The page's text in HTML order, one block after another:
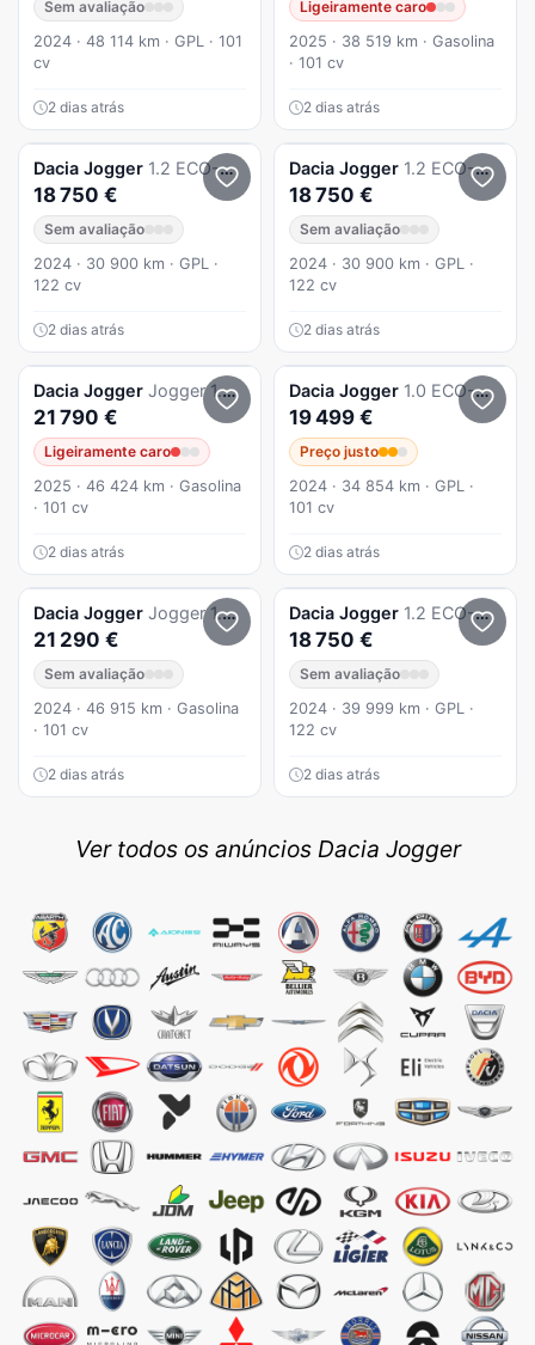
Sem avaliação
2024 · 48 114 km · GPL · 101
cv
2 dias atrás
Ligeiramente caro
2025 · 38 519 km · Gasolina
· 101 cv
2 dias atrás
Dacia Jogger 1.2 ECO-G Extreme 7L
18 750 €
Sem avaliação
2024 · 30 900 km · GPL ·
122 cv
2 dias atrás
Dacia Jogger 1.2 ECO-G Extreme 7L
18 750 €
Sem avaliação
2024 · 30 900 km · GPL ·
122 cv
2 dias atrás
Dacia Jogger Jogger 1.0 ECO-G Extreme 7L Bi-Fuel
21 790 €
Ligeiramente caro
2025 · 46 424 km · Gasolina
· 101 cv
2 dias atrás
Dacia Jogger 1.0 ECO-G Expression 7L Bi-Fuel
19 499 €
Preço justo
2024 · 34 854 km · GPL ·
101 cv
2 dias atrás
Dacia Jogger Jogger 1.0 ECO-G Extreme+ Up&Go 7L Bi-Fuel
21 290 €
Sem avaliação
2024 · 46 915 km · Gasolina
· 101 cv
2 dias atrás
Dacia Jogger 1.2 ECO-G Extreme 7L
18 750 €
Sem avaliação
2024 · 39 999 km · GPL ·
122 cv
2 dias atrás
Ver todos os anúncios Dacia Jogger